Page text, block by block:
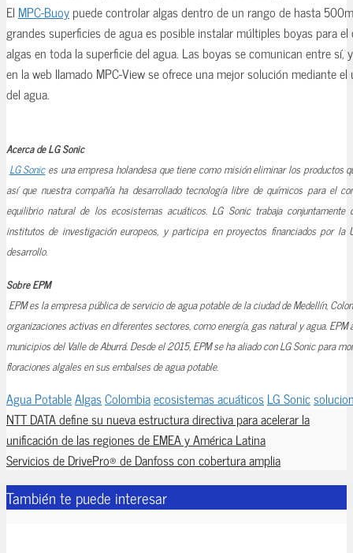
El MPC-Buoypuede controlar algas dentro de un rango de hasta
grandes superficies de agua es posible instalar múltiples boyas para
algas en toda la superficie del agua. Las boyas se comunican entre sí,
en la web llamado MPC-View se ofrece una mejor solución mediante
del agua.
Acerca de LG Sonic
LG Sonices una empresa holandesa que tiene como misión eliminar los productos
así que nuestra compañía ha desarrollado tecnología libre de químicos para el
equilibrio natural de los ecosistemas acuáticos. LG Sonic trabaja conjuntamente
institutos de investigación europeos, y participa en proyectos financiados por la
desarrollo.
Sobre EPM
EPM es la empresa pública de servicio de agua potable de la ciudad de Medellín,
organizaciones activas en diferentes sectores, como energía, gas natural y agua.
municipios del Valle de Aburrá. Desde el 2015, EPM se ha aliado con LG Sonic para
floraciones algales en sus embalses de agua potable.
Agua PotableAlgasColombiaecosistemas acuáticosLG Sonic
NTT DATA define su nueva estructura directiva para acelerar la
unificación de las regiones de EMEA y América Latina
Servicios de DrivePro® de Danfoss con cobertura amplia
También te puede interesar